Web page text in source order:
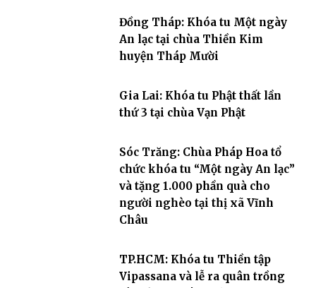
Đồng Tháp: Khóa tu Một ngày
An lạc tại chùa Thiền Kim
huyện Tháp Mười
Gia Lai: Khóa tu Phật thất lần
thứ 3 tại chùa Vạn Phật
Sóc Trăng: Chùa Pháp Hoa tổ
chức khóa tu “Một ngày An lạc”
và tặng 1.000 phần quà cho
người nghèo tại thị xã Vĩnh
Châu
TP.HCM: Khóa tu Thiền tập
Vipassana và lễ ra quân trồng